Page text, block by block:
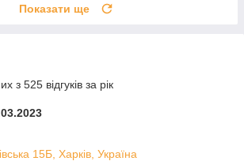
Показати ще
з 525 відгуків за рік
15Б, Харків, Україна